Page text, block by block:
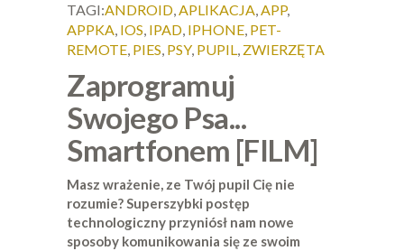
TAGI:ANDROID,APLIKACJA,APP,
APPKA, IOS, IPAD, IPHONE, PET-
REMOTE, PIES, PSY, PUPIL, ZWIERZĘTA
Zaprogramuj
Swojego Psa...
Smartfonem [FILM]
Masz wrażenie, ze Twój pupil Cię nie
rozumie? Superszybki postęp
technologiczny przyniósł nam nowe
sposoby komunikowania się ze swoim